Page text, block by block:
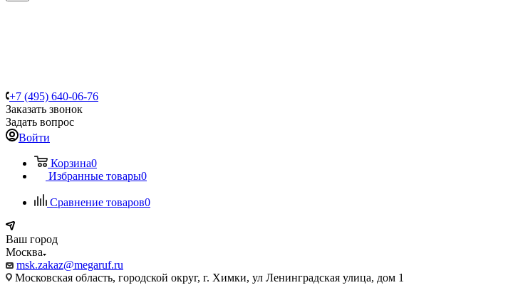
+7 (495) 640-06-76
Заказать звонок
Задать вопрос
Войти
Корзина0
Избранные товары0
Сравнение товаров0
Ваш город
Москва
msk.zakaz@megaruf.ru
Московская область, городской округ, г. Химки, ул Ленинградская улица, дом 1